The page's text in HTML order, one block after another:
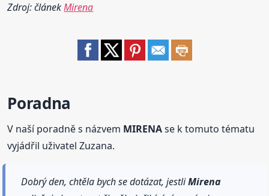
Zdroj: článekMirena
Poradna
V naší poradně s názvem MIRENAse k tomuto tématu
vyjádřil uživatel Zuzana.
Dobrý den, chtěla bych se dotázat, jestliMirena